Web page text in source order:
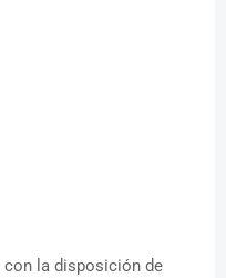
con la disposición de